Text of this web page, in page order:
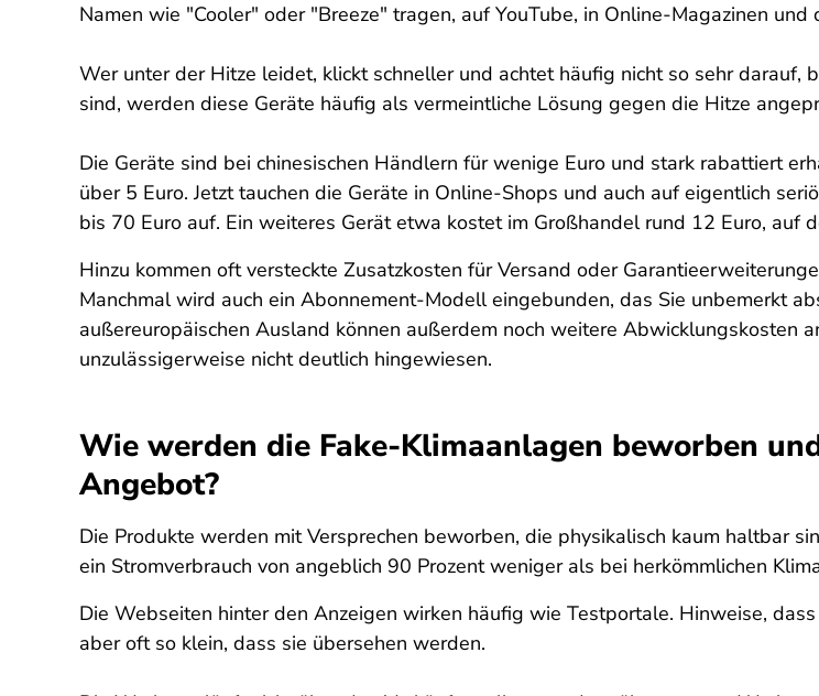
Namen wie "Cooler" oder "Breeze" tragen, auf YouTube, in Online-Magazinen und
Wer unter der Hitze leidet, klickt schneller und achtet häufig nicht so sehr
sind, werden diese Geräte häufig als vermeintliche Lösung gegen die Hitze
Die Geräte sind bei chinesischen Händlern für wenige Euro und stark rabattiert
über 5 Euro. Jetzt tauchen die Geräte in Online-Shops und auch auf eigentlich
bis 70 Euro auf. Ein weiteres Gerät etwa kostet im Großhandel rund 12 Euro,
Hinzu kommen oft versteckte Zusatzkosten für Versand oder
Manchmal wird auch ein Abonnement-Modell eingebunden, das Sie unbemerkt
außereuropäischen Ausland können außerdem noch weitere Abwicklungskosten
unzulässigerweise nicht deutlich hingewiesen.
Wie werden die Fake-Klimaanlagen beworben
Angebot?
Die Produkte werden mit Versprechen beworben, die physikalisch kaum haltbar
ein Stromverbrauch von angeblich 90 Prozent weniger als bei herkömmlichen
Die Webseiten hinter den Anzeigen wirken häufig wie Testportale. Hinweise,
aber oft so klein, dass sie übersehen werden.